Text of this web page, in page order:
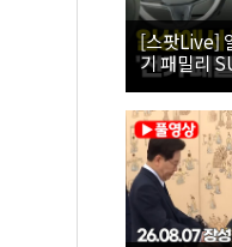
[스팟Live]
기 패밀리